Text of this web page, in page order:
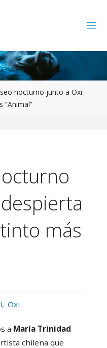
nocturno junto a Oxi
más
, Oxi
a María Trinidad
chilena que